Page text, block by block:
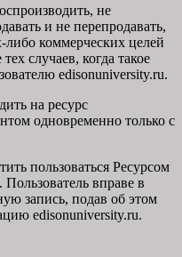
не
и не перепродавать,
либо коммерческих целей
случаев, когда такое
edisonuniversity.ru.
на ресурс
одновременно только с
пользоваться Ресурсом
вправе в
запись, подав об этом
edisonuniversity.ru.